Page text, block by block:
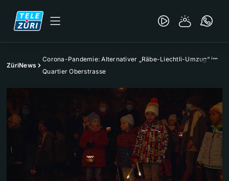
ZüriNews
Corona-Pandemie: Alternativer „Räbe-Liechtli-Umzug“ im
Quartier Oberstrasse